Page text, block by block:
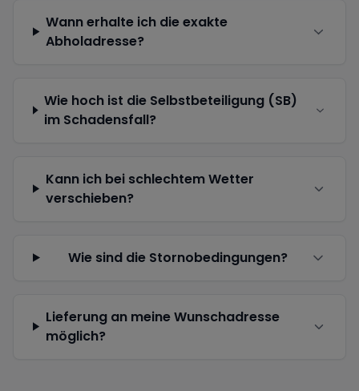
Wann erhalte ich die exakte
Abholadresse?
Wie hoch ist die Selbstbeteiligung (SB)
im Schadensfall?
Kann ich bei schlechtem Wetter
verschieben?
Wie sind die Stornobedingungen?
Lieferung an meine Wunschadresse
möglich?